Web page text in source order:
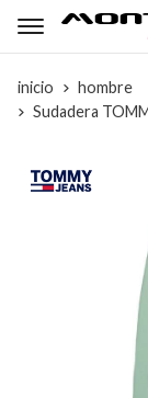
inicio
hombre
Sudadera